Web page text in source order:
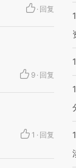
· 回复
9 · 回复
1 · 回复